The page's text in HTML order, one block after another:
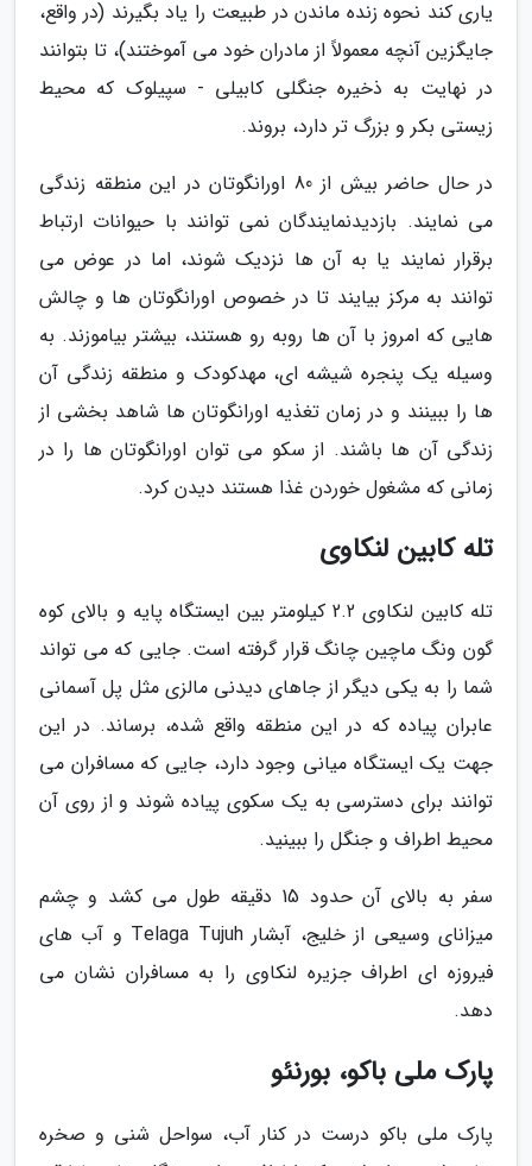
یاری کند نحوه زنده ماندن در طبیعت را یاد بگیرند (در واقع،
جایگزین آنچه معمولاً از مادران خود می آموختند)، تا بتوانند
در نهایت به ذخیره جنگلی کابیلی - سپیلوک که محیط
زیستی بکر و بزرگ تر دارد، بروند.
در حال حاضر بیش از 80 اورانگوتان در این منطقه زندگی
می نمایند. بازدیدنمایندگان نمی توانند با حیوانات ارتباط
برقرار نمایند یا به آن ها نزدیک شوند، اما در عوض می
توانند به مرکز بیایند تا در خصوص اورانگوتان ها و چالش
هایی که امروز با آن ها روبه رو هستند، بیشتر بیاموزند. به
وسیله یک پنجره شیشه ای، مهدکودک و منطقه زندگی آن
ها را ببینند و در زمان تغذیه اورانگوتان ها شاهد بخشی از
زندگی آن ها باشند. از سکو می توان اورانگوتان ها را در
زمانی که مشغول خوردن غذا هستند دیدن کرد.
تله کابین لنکاوی
تله کابین لنکاوی 2.2 کیلومتر بین ایستگاه پایه و بالای کوه
گون ونگ ماچین چانگ قرار گرفته است. جایی که می تواند
شما را به یکی دیگر از جاهای دیدنی مالزی مثل پل آسمانی
عابران پیاده که در این منطقه واقع شده، برساند. در این
جهت یک ایستگاه میانی وجود دارد، جایی که مسافران می
توانند برای دسترسی به یک سکوی پیاده شوند و از روی آن
محیط اطراف و جنگل را ببینید.
سفر به بالای آن حدود 15 دقیقه طول می کشد و چشم
میزانای وسیعی از خلیج، آبشار Telaga Tujuh و آب های
فیروزه ای اطراف جزیره لنکاوی را به مسافران نشان می
دهد.
پارک ملی باکو، بورنئو
پارک ملی باکو درست در کنار آب، سواحل شنی و صخره